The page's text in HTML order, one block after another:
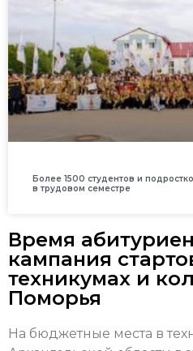
Более 1500 студентов и
в трудовом семестре
Время
кампания
техникумах и
Поморья
На бюджетные места в